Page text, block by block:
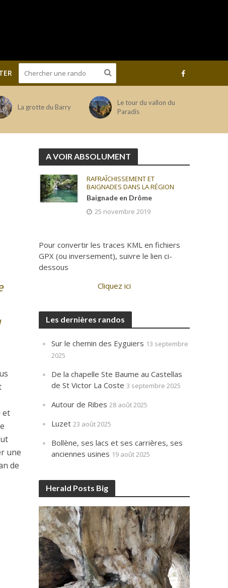
La grotte du Barry
Le tour du vallon du
Paradis
et
une
de
A VOIR ABSOLUMENT
RAFRAÎCHISSEMENT ET
BAIGNADES DANS LA RÉGION
Baignade en Drôme
25 novembre 2019
Pour convertir les traces KML en fichiers
GPX (ou inversement), suivre le lien ci-
dessous
Cliquez ici
Les dernières randos
Sur le chemin des Eyguiers 13 septembre
2025
De la chapelle Ste Baume au Castellas
de St Victor La Coste 3 septembre 2025
Autour de Ribes 28 août 2025
Luzet 23 août 2025
Bollène, ses lacs et ses carrières, ses
anciennes usines 19 août 2025
Herald Posts Big